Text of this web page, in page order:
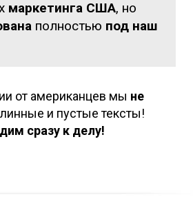
маркетинга США, но
полностью под наш
от американцев мы не
и пустые тексты!
сразу к делу!